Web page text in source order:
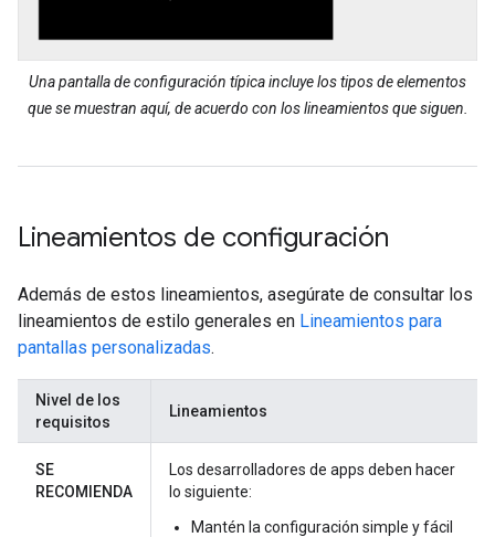
Una pantalla de configuración típica incluye los tipos de elementos
que se muestran aquí, de acuerdo con los lineamientos que siguen.
Lineamientos de configuración
Además de estos lineamientos, asegúrate de consultar los
lineamientos de estilo generales en Lineamientos para
pantallas personalizadas.
Nivel de los
requisitos
Lineamientos
SE
RECOMIENDA
Los desarrolladores de apps deben hacer
lo siguiente:
Mantén la configuración simple y fácil